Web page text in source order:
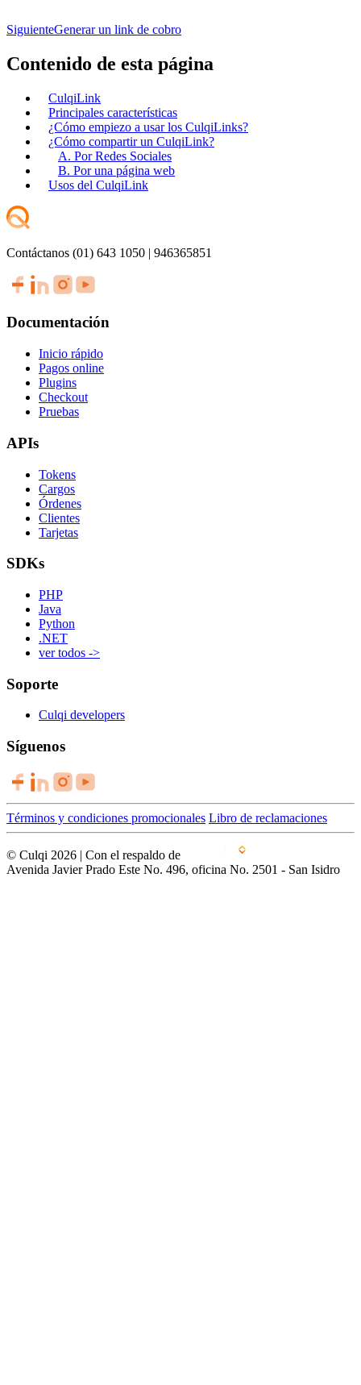
SiguienteGenerar un link de cobro
Contenido de esta página
CulqiLink
Principales características
¿Cómo empiezo a usar los CulqiLinks?
¿Cómo compartir un CulqiLink?
A. Por Redes Sociales
B. Por una página web
Usos del CulqiLink
Contáctanos (01) 643 1050 | 946365851
Documentación
Inicio rápido
Pagos online
Plugins
Checkout
Pruebas
APIs
Tokens
Cargos
Órdenes
Clientes
Tarjetas
SDKs
PHP
Java
Python
.NET
ver todos ->
Soporte
Culqi developers
Síguenos
Términos y condiciones promocionales Libro de reclamaciones
© Culqi 2026 | Con el respaldo de
Avenida Javier Prado Este No. 496, oficina No. 2501 - San Isidro